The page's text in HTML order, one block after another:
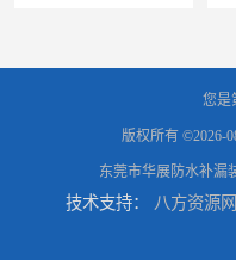
您是
版权所有 ©2026-
东莞市华展防水补漏
技术支持： 八方资源网